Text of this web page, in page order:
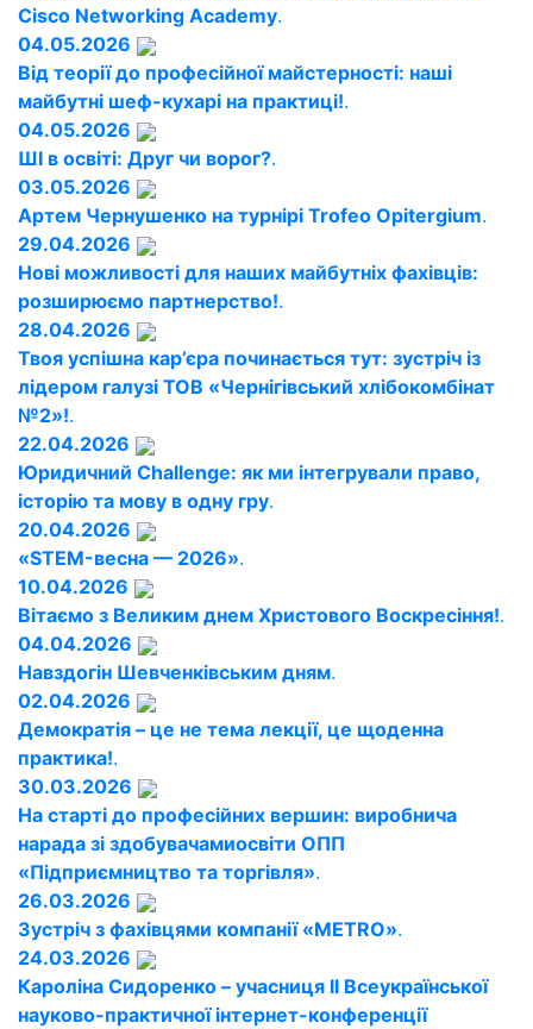
Cisco Networking Academy.
04.05.2026
Від теорії до професійної майстерності: наші
майбутні шеф-кухарі на практиці!.
04.05.2026
ШІ в освіті: Друг чи ворог?.
03.05.2026
Артем Чернушенко на турнірі Trofeo Opitergium.
29.04.2026
Нові можливості для наших майбутніх фахівців:
розширюємо партнерство!.
28.04.2026
Твоя успішна кар’єра починається тут: зустріч із
лідером галузі ТОВ «Чернігівський хлібокомбінат
№2»!.
22.04.2026
Юридичний Challenge: як ми інтегрували право,
історію та мову в одну гру.
20.04.2026
«STEM-весна — 2026».
10.04.2026
Вітаємо з Великим днем Христового Воскресіння!.
04.04.2026
Навздогін Шевченківським дням.
02.04.2026
Демократія – це не тема лекції, це щоденна
практика!.
30.03.2026
На старті до професійних вершин: виробнича
нарада зі здобувачамиосвіти ОПП
«Підприємництво та торгівля».
26.03.2026
Зустріч з фахівцями компанії «METRO».
24.03.2026
Кароліна Сидоренко – учасниця ІІ Всеукраїнської
науково-практичної інтернет-конференції